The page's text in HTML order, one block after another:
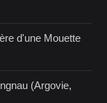
d'une Mouette
(Argovie,